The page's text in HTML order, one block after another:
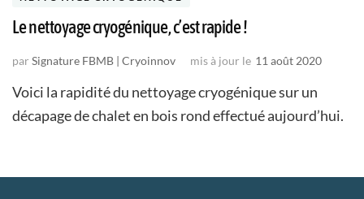
Le nettoyage cryogénique, c’est rapide !
par Signature FBMB | Cryoinnov mis à jour le 11 août 2020
Voici la rapidité du nettoyage cryogénique sur un
décapage de chalet en bois rond effectué aujourd’hui.